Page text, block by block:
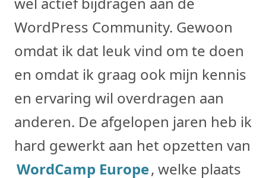
WordPress Community. Gewoon
omdat ik dat leuk vind om te doen
en omdat ik graag ook mijn kennis
en ervaring wil overdragen aan
anderen. De afgelopen jaren heb ik
hard gewerkt aan het opzetten van
WordCamp Europe, welke plaats